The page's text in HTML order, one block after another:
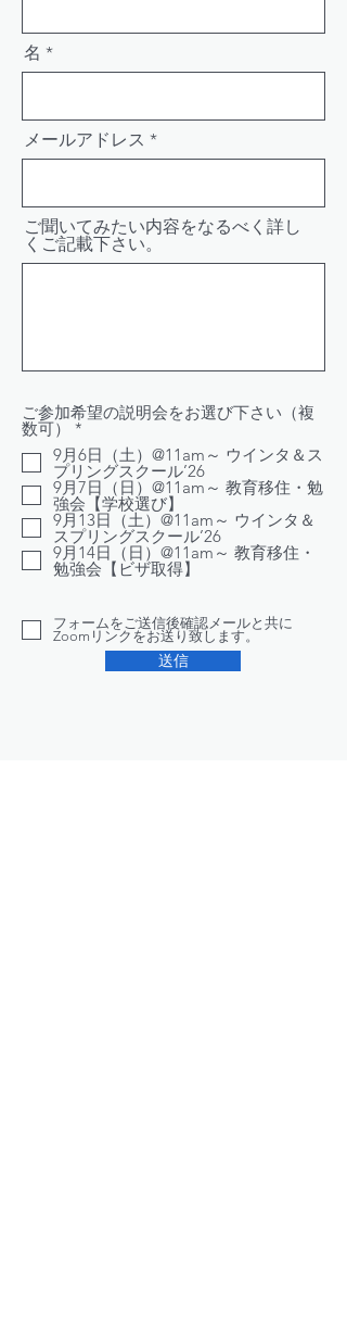
名
メールアドレス
ご聞いてみたい内容をなるべく詳し
くご記載下さい。
ご参加希望の説明会をお選び下さい（複
数可） * 必
須
項
目
9月6日（土）@11am～ ウインタ＆ス
プリングスクール’26
9月7日（日）@11am～ 教育移住・勉
強会【学校選び】
9月13日（土）@11am～ ウインタ＆
スプリングスクール’26
9月14日（日）@11am～ 教育移住・
勉強会【ビザ取得】
フォームをご送信後確認メールと共に
Zoomリンクをお送り致します。
送信